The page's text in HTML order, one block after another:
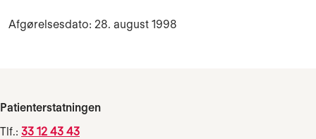
Afgørelsesdato: 28. august 1998
Patienterstatningen
Tlf.: 33 12 43 43